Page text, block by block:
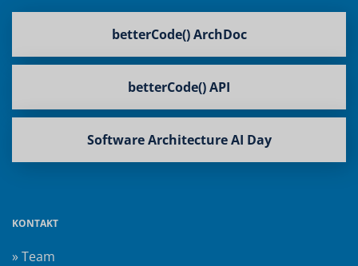
betterCode() ArchDoc
betterCode() API
Software Architecture AI Day
KONTAKT
» Team